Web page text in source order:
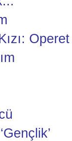
Operet